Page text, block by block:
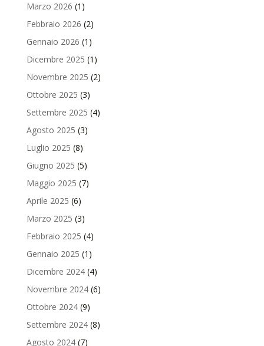
Marzo 2026 (1)
Febbraio 2026 (2)
Gennaio 2026 (1)
Dicembre 2025 (1)
Novembre 2025 (2)
Ottobre 2025 (3)
Settembre 2025 (4)
Agosto 2025 (3)
Luglio 2025 (8)
Giugno 2025 (5)
Maggio 2025 (7)
Aprile 2025 (6)
Marzo 2025 (3)
Febbraio 2025 (4)
Gennaio 2025 (1)
Dicembre 2024(4)
Novembre 2024(6)
Ottobre 2024(9)
Settembre 2024(8)
Agosto 2024(7)